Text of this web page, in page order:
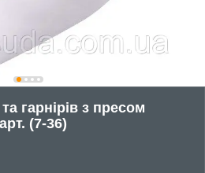
гарнірів з пресом
(7-36)